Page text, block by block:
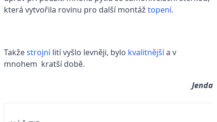
která vytvořila rovinu pro další montáž topení.
Takžestrojnílití vyšlo levněji, bylo kvalitnějšía v
mnohem kratší době.
Jenda